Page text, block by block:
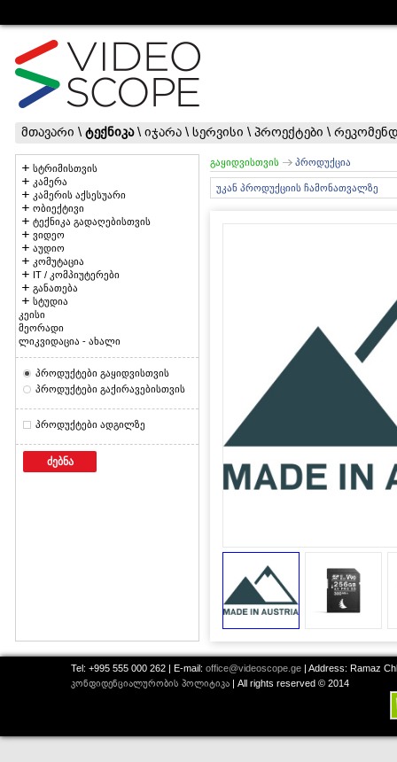
მთავარი \ ტექნიკა\ იჯარა \ სერვისი \ პროექტები \
სტრიმისთვის
კამერა
კამერის აქსესუარი
ობიექტივი
ტექნიკა გადაღებისთვის
ვიდეო
აუდიო
კომუტაცია
IT / კომპიუტერები
განათება
სტუდია
კეისი
მეორადი
ლიკვიდაცია - ახალი
პროდუქტები გაყიდვისთვის
პროდუქტები გაქირავებისთვის
პროდუქტები ადგილზე
ძებნა
გაყიდვისთვის პროდუქცია
უკან პროდუქციის ჩამონათვალზე
Tel: +995 555 000 262 | E-mail: office@videoscope.ge | Address: Ramaz
კონფიდენციალურობის პოლიტიკა | All rights reserved © 2014